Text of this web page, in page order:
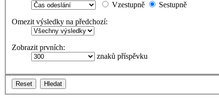
Vzestupně
Sestupně
Omezit výsledky na předchozí:
Zobrazit prvních:
znaků příspěvku